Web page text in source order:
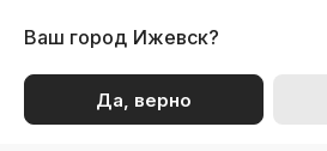
Ваш город Ижевск?
Да, верно